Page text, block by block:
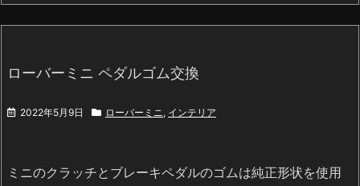
ローバーミニ ペダルゴム交換
2022年5月9日 ローバーミニ, インテリア
ミニのクラッチとブレーキペダルのゴムは純正形状を使用